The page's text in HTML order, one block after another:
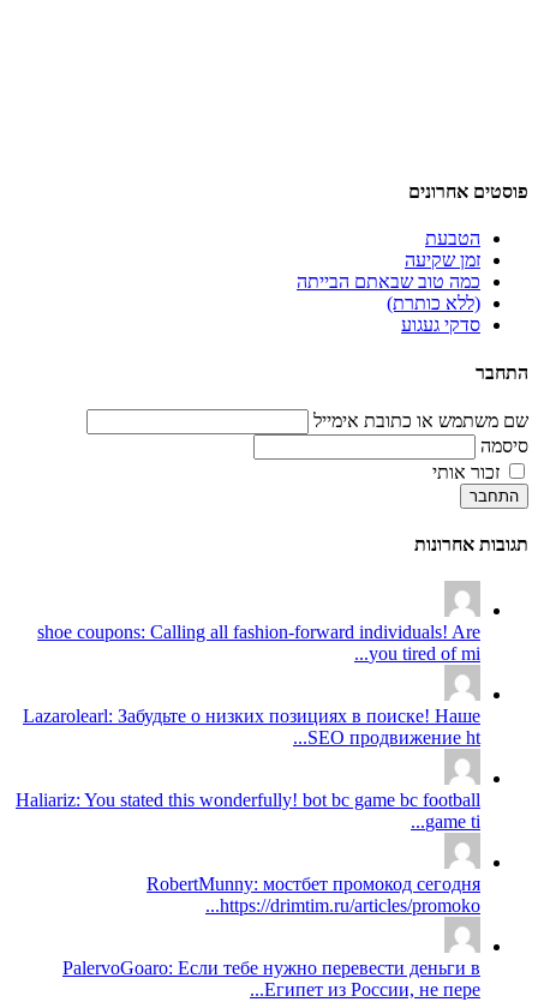
פוסטים אחרונים
הטבעת
זמן שקיעה
כמה טוב שבאתם הבייתה
(ללא כותרת)
סדקי געגוע
התחבר
שם משתמש או כתובת אימייל
סיסמה
זכור אותי
התחבר
תגובות אחרונות
shoe coupons: Calling all fashion-forward individuals! Are
you tired of mi...
Lazarolearl: Забудьте о низких позициях в поиске! Наше
SEO продвижение ht...
Haliariz: You stated this wonderfully! bot bc game bc football
game ti...
RobertMunny: мостбет промокод сегодня
https://drimtim.ru/articles/promoko...
PalervoGoaro: Если тебе нужно перевести деньги в
Египет из России, не пере...